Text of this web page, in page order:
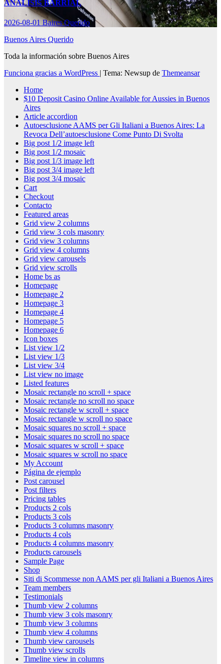
ANÁLISIS BARRIAL
2026-08-01Baires Querido
Buenos Aires Querido
Toda la información sobre Buenos Aires
Funciona gracias a WordPress | Tema: Newsup de Themeansar
Home
$10 Deposit Casino Online Available for Aussies in Buenos
Aires
Article accordion
Autoesclusione AAMS per Gli Italiani a Buenos Aires: La
Revoca Dell’autoesclusione Come Punto Di Svolta
Big post 1/2 image left
Big post 1/2 mosaic
Big post 1/3 image left
Big post 3/4 image left
Big post 3/4 mosaic
Cart
Checkout
Contacto
Featured areas
Grid view 2 columns
Grid view 3 cols masonry
Grid view 3 columns
Grid view 4 columns
Grid view carousels
Grid view scrolls
Home bs as
Homepage
Homepage 2
Homepage 3
Homepage 4
Homepage 5
Homepage 6
Icon boxes
List view 1/2
List view 1/3
List view 3/4
List view no image
Listed features
Mosaic rectangle no scroll + space
Mosaic rectangle no scroll no space
Mosaic rectangle w scroll + space
Mosaic rectangle w scroll no space
Mosaic squares no scroll + space
Mosaic squares no scroll no space
Mosaic squares w scroll + space
Mosaic squares w scroll no space
My Account
Página de ejemplo
Post carousel
Post filters
Pricing tables
Products 2 cols
Products 3 cols
Products 3 columns masonry
Products 4 cols
Products 4 columns masonry
Products carousels
Sample Page
Shop
Siti di Scommesse non AAMS per gli Italiani a Buenos Aires
Team members
Testimonials
Thumb view 2 columns
Thumb view 3 cols masonry
Thumb view 3 columns
Thumb view 4 columns
Thumb view carousels
Thumb view scrolls
Timeline view in columns